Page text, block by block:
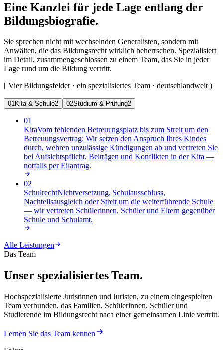
Eine Kanzlei für jede Lage entlang der
Bildungsbiografie.
Sie sprechen nicht mit wechselnden Generalisten, sondern mit
Anwälten, die das Bildungsrecht wirklich beherrschen. Spezialisiert
im Detail, zusammengeschlossen zu einem Team, das Sie in jeder
Lage rund um die Bildung vertritt.
[ Vier Bildungsfelder · ein spezialisiertes Team · deutschlandweit)
01Kita & Schule2 02Studium & Prüfung2
01
KitaVom fehlenden Betreuungsplatz bis zum Streit um den
Betreuungsvertrag: Wir setzen den Anspruch Ihres Kindes
durch, wehren unzulässige Kündigungen ab und vertreten Sie
bei Aufsichtspflicht, Beiträgen und Konflikten in der Kita —
notfalls per Eilantrag.
02
SchulrechtNichtversetzung, Schulausschluss,
Nachteilsausgleich oder Streit um die weiterführende Schule
— wir vertreten Schülerinnen, Schüler und Eltern gegenüber
Schule und Schulamt.
Alle Leistungen
Das Team
Unser spezialisiertes Team.
Hochspezialisierte Juristinnen und Juristen, zu einem eingespielten
Team verbunden, das Familien, Schülerinnen, Schüler und
Studierende im Bildungsrecht nach einer gemeinsamen Linie vertritt.
Lernen Sie das Team kennen